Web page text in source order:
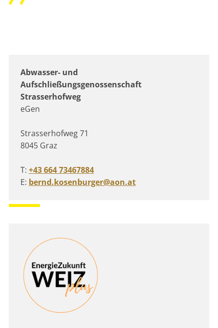
Abwasser- und
Aufschließungsgenossenschaft
Strasserhofweg
eGen
Strasserhofweg 71
8045 Graz
T: +43 664 73467884
E: bernd.kosenburger@aon.at